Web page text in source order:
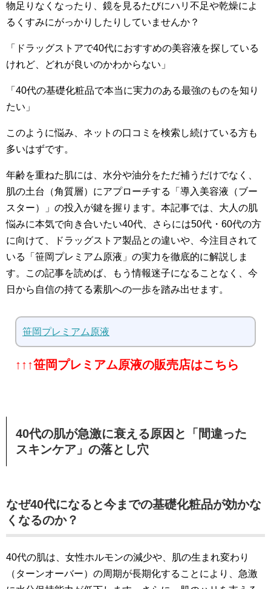
物足りなくなったり、鏡を見るたびにハリ不足や乾燥によ
るくすみにがっかりしたりしていませんか？
「ドラッグストアで40代におすすめの美容液を探している
けれど、どれが良いのかわからない」
「40代の基礎化粧品で本当に実力のある最強のものを知り
たい」
このように悩み、ネットの口コミを検索し続けている方も
多いはずです。
年齢を重ねた肌には、水分や油分をただ補うだけでなく、
肌の土台（角質層）にアプローチする「導入美容液（ブー
スター）」の投入が鍵を握ります。本記事では、大人の肌
悩みに本気で向き合いたい40代、さらには50代・60代の方
に向けて、ドラッグストア製品との違いや、今注目されて
いる「笹岡プレミアム原液」の実力を徹底的に解説しま
す。この記事を読めば、もう情報迷子になることなく、今
日から自信の持てる素肌への一歩を踏み出せます。
笹岡プレミアム原液
↑↑↑笹岡プレミアム原液の販売店はこちら
40代の肌が急激に衰える原因と「間違った
スキンケア」の落とし穴
なぜ40代になると今までの基礎化粧品が効かな
くなるのか？
40代の肌は、女性ホルモンの減少や、肌の生まれ変わり
（ターンオーバー）の周期が長期化することにより、急激